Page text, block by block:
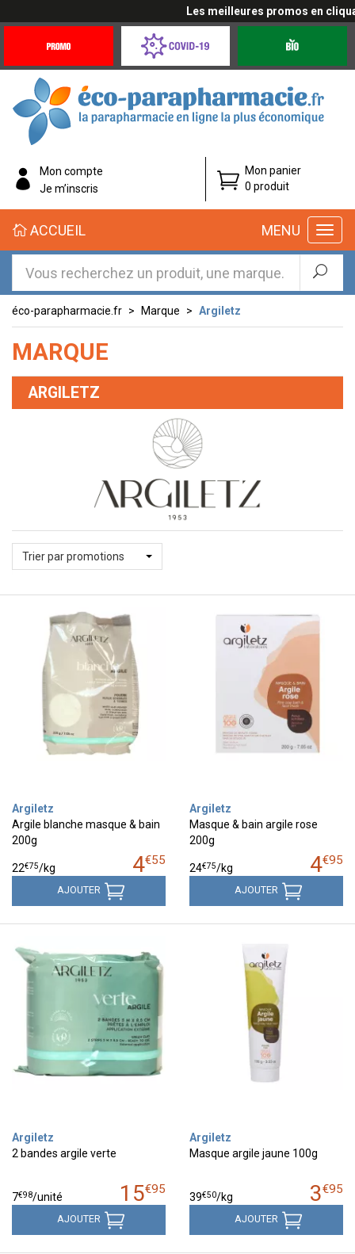
Les meilleures promos en cliquant
Offres
Coronavirus
éco-
parapharmacie.fr
éco-
parapharmacie.fr
Mon compte
Je m’inscris
Mon panier
0 produit
MENU
ACCUEIL
éco-parapharmacie.fr Marque Argiletz
MARQUE
ARGILETZ
Trier par promotions
Argiletz
Argile blanche masque & bain
200g
4€55
22€75/kg
AJOUTER
Argiletz
Masque & bain argile rose
200g
4€95
24€75/kg
AJOUTER
Argiletz
2 bandes argile verte
15€95
7€98/unité
AJOUTER
Argiletz
Masque argile jaune 100g
3€95
39€50/kg
AJOUTER